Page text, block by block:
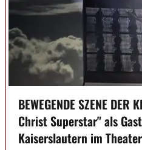
BEWEGENDE SZENE DER
Christ Superstar" als
Kaiserslautern im